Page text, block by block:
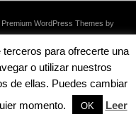
Premium WordPress Themes by
para ofrecerte una
o utilizar nuestros
de ellas. Puedes cambiar
momento.
OK Leer